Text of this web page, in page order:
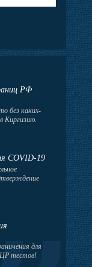
РФ
без каких-
Киргизию.
COVID-19
для
тестов!